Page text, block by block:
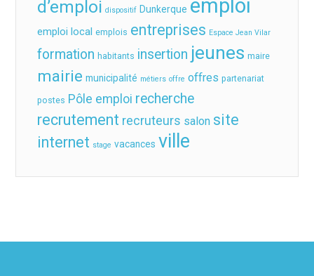
d’emploi dispositif Dunkerque emploi
emploi local emplois entreprises Espace Jean Vilar
formation habitants insertion jeunes maire
mairie municipalité métiers offre offres partenariat
postes Pôle emploi recherche
recrutement recruteurs salon site
internet stage vacances ville